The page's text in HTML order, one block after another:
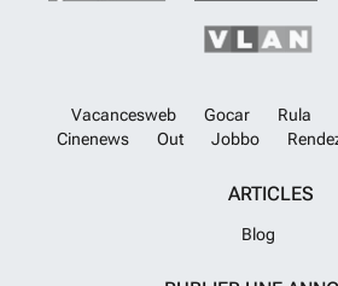
Vacancesweb Gocar Rula
Cinenews
Out Jobbo
ARTICLES
Blog